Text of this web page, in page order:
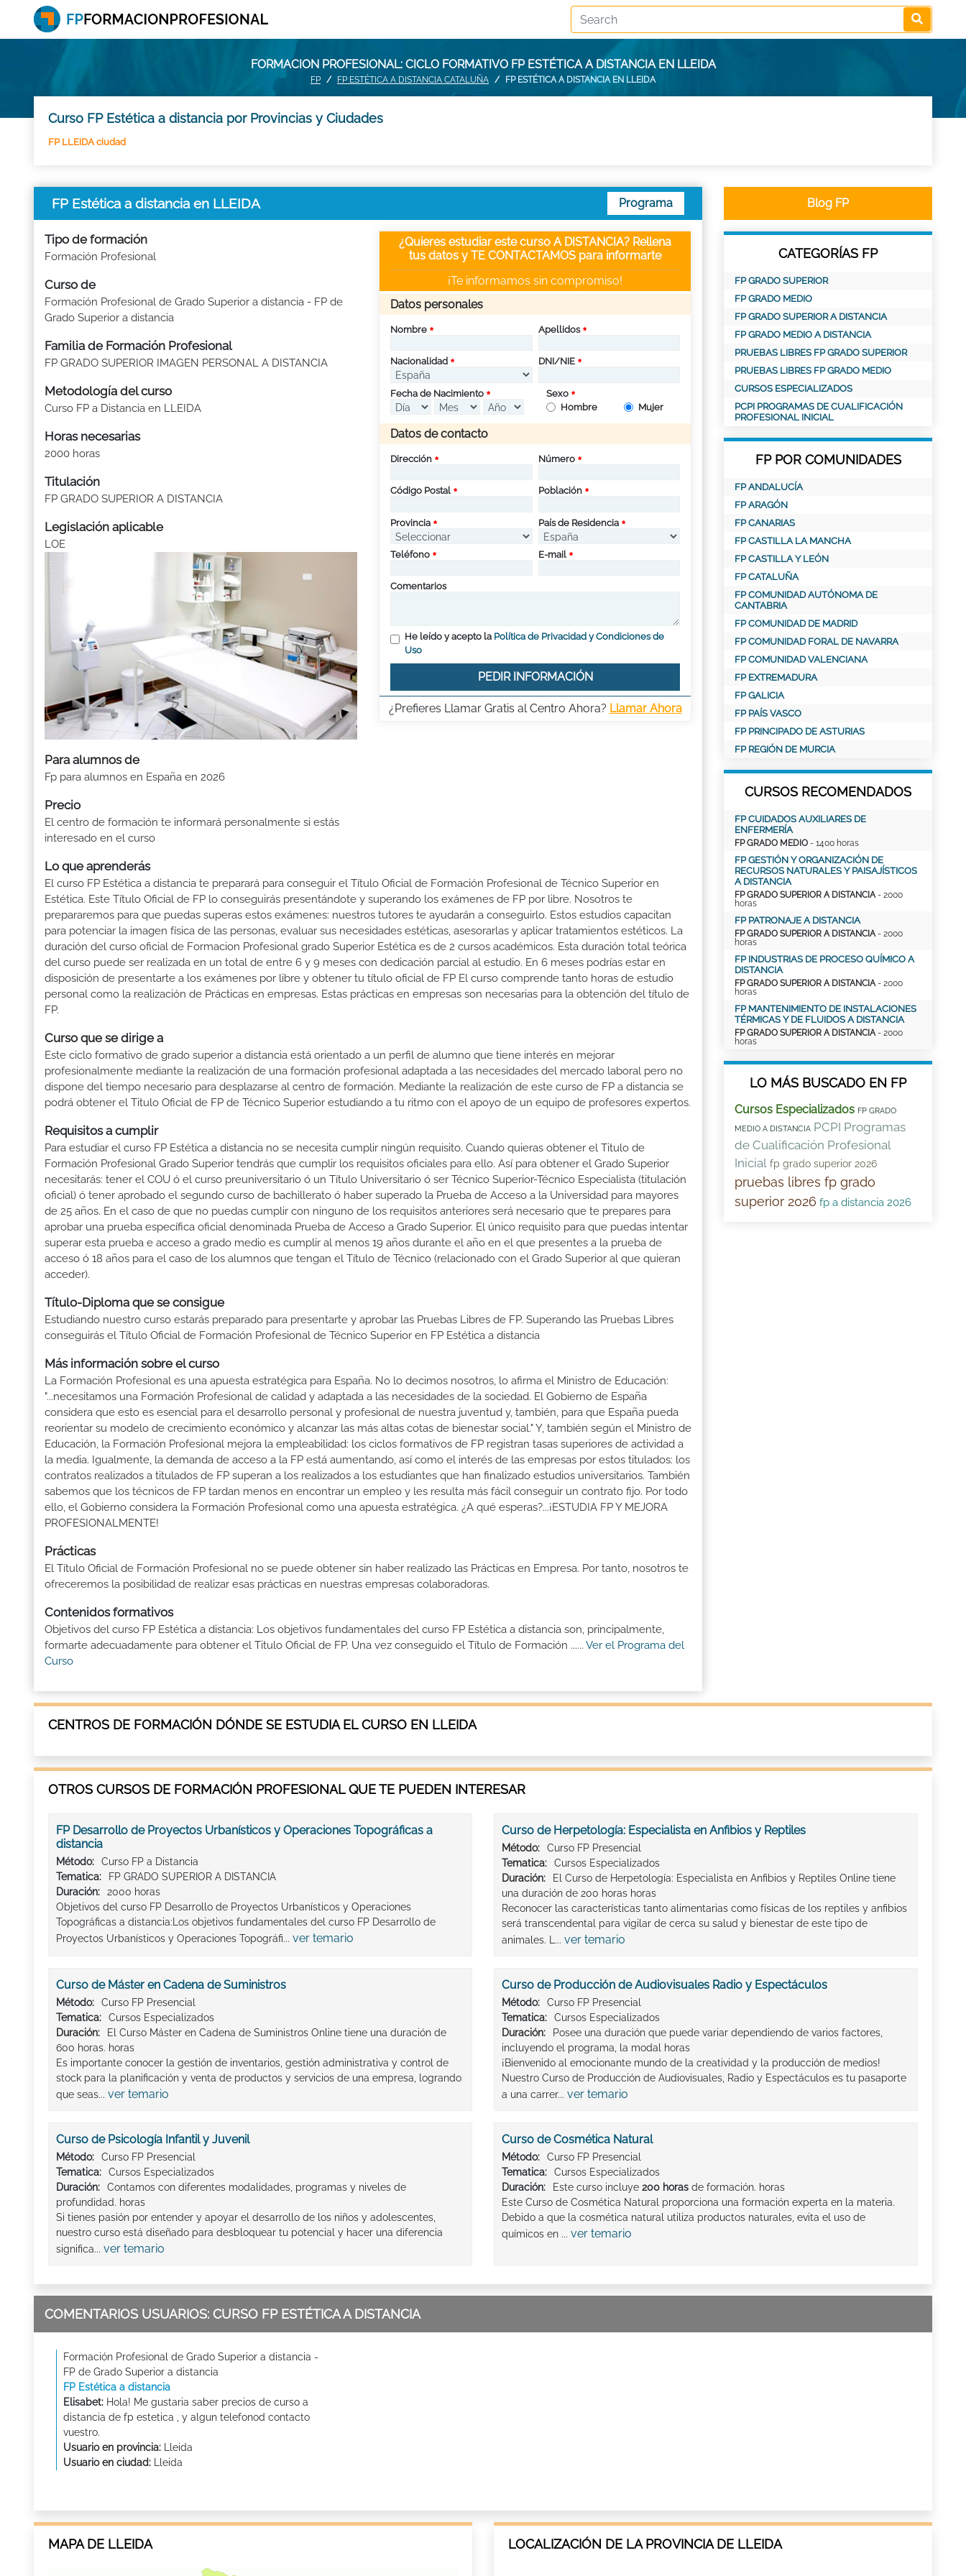
FORMACION PROFESIONAL: CICLO FORMATIVO FP ESTÉTICA A DISTANCIA EN LLEIDA
FP FP ESTÉTICA A DISTANCIA CATALUÑA FP ESTÉTICA A DISTANCIA EN LLEIDA
Curso FP Estética a distancia por Provincias y Ciudades
FP LLEIDA ciudad
FP Estética a distancia en LLEIDA Programa
Tipo de formación
Formación Profesional
Curso de
Formación Profesional de Grado Superior a distancia - FP de
Grado Superior a distancia
Familia de Formación Profesional
FP GRADO SUPERIOR IMAGEN PERSONAL A DISTANCIA
Metodología del curso
Curso FP a Distancia en LLEIDA
Horas necesarias
2000 horas
Titulación
FP GRADO SUPERIOR A DISTANCIA
Legislación aplicable
LOE
Para alumnos de
Fp para alumnos en España en 2026
Precio
El centro de formación te informará personalmente si estás
interesado en el curso
¿Quieres estudiar este curso A DISTANCIA? Rellena
tus datos y TE CONTACTAMOS para informarte
¡Te informamos sin compromiso!
Datos personales
Nombre Apellidos
Nacionalidad DNI/NIE
Fecha de Nacimiento
Sexo
Hombre
Mujer
Datos de contacto
Dirección Número
Código Postal Población
Provincia País de Residencia
Teléfono E-mail
Comentarios
He leído y acepto la Política de Privacidad y Condiciones de
Uso
PEDIR INFORMACIÓN
¿Prefieres Llamar Gratis al Centro Ahora? Llamar Ahora
Lo que aprenderás
El curso FP Estética a distancia te preparará para conseguir el Título Oficial de Formación Profesional de Técnico Superior en
Estética. Este Título Oficial de FP lo conseguirás presentándote y superando los exámenes de FP por libre. Nosotros te
prepararemos para que puedas superas estos exámenes: nuestros tutores te ayudarán a conseguirlo. Estos estudios capacitan
para potenciar la imagen física de las personas, evaluar sus necesidades estéticas, asesorarlas y aplicar tratamientos estéticos. La
duración del curso oficial de Formacion Profesional grado Superior Estética es de 2 cursos académicos. Esta duración total teórica
del curso puede ser realizada en un total de entre 6 y 9 meses con dedicación parcial al estudio. En 6 meses podrías estar en
disposición de presentarte a los exámenes por libre y obtener tu título oficial de FP El curso comprende tanto horas de estudio
personal como la realización de Prácticas en empresas. Estas prácticas en empresas son necesarias para la obtención del título de
FP.
Curso que se dirige a
Este ciclo formativo de grado superior a distancia está orientado a un perfil de alumno que tiene interés en mejorar
profesionalmente mediante la realización de una formación profesional adaptada a las necesidades del mercado laboral pero no
dispone del tiempo necesario para desplazarse al centro de formación. Mediante la realización de este curso de FP a distancia se
podrá obtener el Titulo Oficial de FP de Técnico Superior estudiando a tu ritmo con el apoyo de un equipo de profesores expertos.
Requisitos a cumplir
Para estudiar el curso FP Estética a distancia no se necesita cumplir ningún requisito. Cuando quieras obtener el Titulo de
Formación Profesional Grado Superior tendrás que cumplir los requisitos oficiales para ello. Así para obtener el Grado Superior
necesitarás: tener el COU ó el curso preuniversitario ó un Título Universitario ó ser Técnico Superior-Técnico Especialista (titulación
oficial) ó tener aprobado el segundo curso de bachillerato ó haber superado la Prueba de Acceso a la Universidad para mayores
de 25 años. En el caso de que no puedas cumplir con ninguno de los requisitos anteriores será necesario que te prepares para
aprobar una prueba específica oficial denominada Prueba de Acceso a Grado Superior. El único requisito para que puedas intentar
superar esta prueba e acceso a grado medio es cumplir al menos 19 años durante el año en el que presentes a la prueba de
acceso ó 18 años para el caso de los alumnos que tengan el Título de Técnico (relacionado con el Grado Superior al que quieran
acceder).
Título-Diploma que se consigue
Estudiando nuestro curso estarás preparado para presentarte y aprobar las Pruebas Libres de FP. Superando las Pruebas Libres
conseguirás el Título Oficial de Formación Profesional de Técnico Superior en FP Estética a distancia
Más información sobre el curso
La Formación Profesional es una apuesta estratégica para España. No lo decimos nosotros, lo afirma el Ministro de Educación:
"...necesitamos una Formación Profesional de calidad y adaptada a las necesidades de la sociedad. El Gobierno de España
considera que esto es esencial para el desarrollo personal y profesional de nuestra juventud y, también, para que España pueda
reorientar su modelo de crecimiento económico y alcanzar las más altas cotas de bienestar social." Y, también según el Ministro de
Educación, la Formación Profesional mejora la empleabilidad: los ciclos formativos de FP registran tasas superiores de actividad a
la media. Igualmente, la demanda de acceso a la FP está aumentando, así como el interés de las empresas por estos titulados: los
contratos realizados a titulados de FP superan a los realizados a los estudiantes que han finalizado estudios universitarios. También
sabemos que los técnicos de FP tardan menos en encontrar un empleo y les resulta más fácil conseguir un contrato fijo. Por todo
ello, el Gobierno considera la Formación Profesional como una apuesta estratégica. ¿A qué esperas?...¡ESTUDIA FP Y MEJORA
PROFESIONALMENTE!
Prácticas
El Título Oficial de Formación Profesional no se puede obtener sin haber realizado las Prácticas en Empresa. Por tanto, nosotros te
ofreceremos la posibilidad de realizar esas prácticas en nuestras empresas colaboradoras.
Contenidos formativos
Objetivos del curso FP Estética a distancia: Los objetivos fundamentales del curso FP Estética a distancia son, principalmente,
formarte adecuadamente para obtener el Titulo Oficial de FP. Una vez conseguido el Título de Formación ...... Ver el Programa del
Curso
Blog FP
CATEGORÍAS FP
FP GRADO SUPERIOR
FP GRADO MEDIO
FP GRADO SUPERIOR A DISTANCIA
FP GRADO MEDIO A DISTANCIA
PRUEBAS LIBRES FP GRADO SUPERIOR
PRUEBAS LIBRES FP GRADO MEDIO
CURSOS ESPECIALIZADOS
PCPI PROGRAMAS DE CUALIFICACIÓN
PROFESIONAL INICIAL
FP POR COMUNIDADES
FP ANDALUCÍA
FP ARAGÓN
FP CANARIAS
FP CASTILLA LA MANCHA
FP CASTILLA Y LEÓN
FP CATALUÑA
FP COMUNIDAD AUTÓNOMA DE
CANTABRIA
FP COMUNIDAD DE MADRID
FP COMUNIDAD FORAL DE NAVARRA
FP COMUNIDAD VALENCIANA
FP EXTREMADURA
FP GALICIA
FP PAÍS VASCO
FP PRINCIPADO DE ASTURIAS
FP REGIÓN DE MURCIA
CURSOS RECOMENDADOS
FP CUIDADOS AUXILIARES DE
ENFERMERÍA
FP GRADO MEDIO - 1400 horas
FP GESTIÓN Y ORGANIZACIÓN DE
RECURSOS NATURALES Y PAISAJÍSTICOS
A DISTANCIA
FP GRADO SUPERIOR A DISTANCIA- 2000
horas
FP PATRONAJE A DISTANCIA
FP GRADO SUPERIOR A DISTANCIA- 2000
horas
FP INDUSTRIAS DE PROCESO QUÍMICO A
DISTANCIA
FP GRADO SUPERIOR A DISTANCIA- 2000
horas
FP MANTENIMIENTO DE INSTALACIONES
TÉRMICAS Y DE FLUIDOS A DISTANCIA
FP GRADO SUPERIOR A DISTANCIA- 2000
horas
LO MÁS BUSCADO EN FP
Cursos Especializados FP GRADO
MEDIO A DISTANCIA PCPI Programas
de Cualificación Profesional
Inicial fp grado superior 2026
pruebas libres fp grado
superior 2026 fp a distancia 2026
CENTROS DE FORMACIÓN DÓNDE SE ESTUDIA EL CURSO EN LLEIDA
OTROS CURSOS DE FORMACIÓN PROFESIONAL QUE TE PUEDEN INTERESAR
FP Desarrollo de Proyectos Urbanísticos y Operaciones Topográficas a
distancia
Método:
Curso FP a Distancia
Tematica:
FP GRADO SUPERIOR A DISTANCIA
Duración:
2000 horas
Objetivos del curso FP Desarrollo de Proyectos Urbanísticos y Operaciones
Topográficas a distancia:Los objetivos fundamentales del curso FP Desarrollo de
Proyectos Urbanísticos y Operaciones Topográfi... ver temario
Curso de Herpetología: Especialista en Anfibios y Reptiles
Método:
Curso FP Presencial
Tematica:
Cursos Especializados
Duración:
El Curso de Herpetología: Especialista en Anfibios y Reptiles Online tiene
una duración de 200 horas horas
Reconocer las características tanto alimentarias como físicas de los reptiles y anfibios
será transcendental para vigilar de cerca su salud y bienestar de este tipo de
animales. L... ver temario
Curso de Máster en Cadena de Suministros
Método:
Curso FP Presencial
Tematica:
Cursos Especializados
Duración:
El Curso Máster en Cadena de Suministros Online tiene una duración de
600 horas. horas
Es importante conocer la gestión de inventarios, gestión administrativa y control de
stock para la planificación y venta de productos y servicios de una empresa, logrando
que seas... ver temario
Curso de Producción de Audiovisuales Radio y Espectáculos
Método:
Curso FP Presencial
Tematica:
Cursos Especializados
Duración:
Posee una duración que puede variar dependiendo de varios factores,
incluyendo el programa, la modal horas
¡Bienvenido al emocionante mundo de la creatividad y la producción de medios!
Nuestro Curso de Producción de Audiovisuales, Radio y Espectáculos es tu pasaporte
a una carrer... ver temario
Curso de Psicología Infantil y Juvenil
Método:
Curso FP Presencial
Tematica:
Cursos Especializados
Duración:
Contamos con diferentes modalidades, programas y niveles de
profundidad. horas
Si tienes pasión por entender y apoyar el desarrollo de los niños y adolescentes,
nuestro curso está diseñado para desbloquear tu potencial y hacer una diferencia
significa... ver temario
Curso de Cosmética Natural
Método:
Curso FP Presencial
Tematica:
Cursos Especializados
Duración:
Este curso incluye 200 horas de formación. horas
Este Curso de Cosmética Natural proporciona una formación experta en la materia.
Debido a que la cosmética natural utiliza productos naturales, evita el uso de
químicos en ... ver temario
COMENTARIOS USUARIOS: CURSO FP ESTÉTICA A DISTANCIA
Formación Profesional de Grado Superior a distancia -
FP de Grado Superior a distancia
FP Estética a distancia
Elisabet: Hola! Me gustaria saber precios de curso a
distancia de fp estetica , y algun telefonod contacto
vuestro.
Usuario en provincia: Lleida
Usuario en ciudad: Lleida
MAPA DE LLEIDA LOCALIZACIÓN DE LA PROVINCIA DE LLEIDA